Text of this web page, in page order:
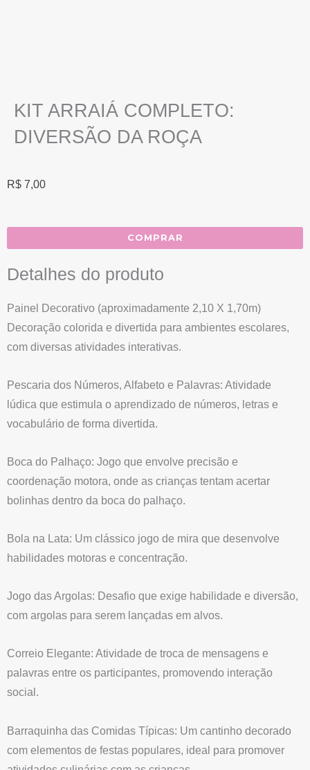
KIT ARRAIÁ COMPLETO:
DIVERSÃO DA ROÇA
R$ 7,00
COMPRAR
Detalhes do produto
Painel Decorativo (aproximadamente 2,10 X 1,70m)
Decoração colorida e divertida para ambientes escolares,
com diversas atividades interativas.
Pescaria dos Números, Alfabeto e Palavras: Atividade
lúdica que estimula o aprendizado de números, letras e
vocabulário de forma divertida.
Boca do Palhaço: Jogo que envolve precisão e
coordenação motora, onde as crianças tentam acertar
bolinhas dentro da boca do palhaço.
Bola na Lata: Um clássico jogo de mira que desenvolve
habilidades motoras e concentração.
Jogo das Argolas: Desafio que exige habilidade e diversão,
com argolas para serem lançadas em alvos.
Correio Elegante: Atividade de troca de mensagens e
palavras entre os participantes, promovendo interação
social.
Barraquinha das Comidas Típicas: Um cantinho decorado
com elementos de festas populares, ideal para promover